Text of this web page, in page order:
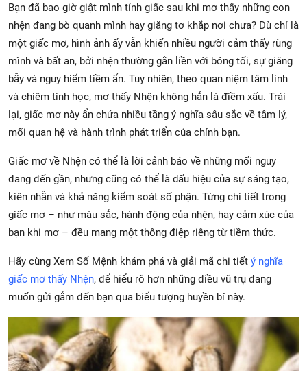
Bạn đã bao giờ giật mình tỉnh giấc sau khi mơ thấy những con
nhện đang bò quanh mình hay giăng tơ khắp nơi chưa? Dù chỉ là
một giấc mơ, hình ảnh ấy vẫn khiến nhiều người cảm thấy rùng
mình và bất an, bởi nhện thường gắn liền với bóng tối, sự giăng
bẫy và nguy hiểm tiềm ẩn. Tuy nhiên, theo quan niệm tâm linh
và chiêm tinh học, mơ thấy Nhện không hẳn là điềm xấu. Trái
lại, giấc mơ này ẩn chứa nhiều tầng ý nghĩa sâu sắc về tâm lý,
mối quan hệ và hành trình phát triển của chính bạn.
Giấc mơ về Nhện có thể là lời cảnh báo về những mối nguy
đang đến gần, nhưng cũng có thể là dấu hiệu của sự sáng tạo,
kiên nhẫn và khả năng kiểm soát số phận. Từng chi tiết trong
giấc mơ – như màu sắc, hành động của nhện, hay cảm xúc của
bạn khi mơ – đều mang một thông điệp riêng từ tiềm thức.
Hãy cùng Xem Số Mệnh khám phá và giải mã chi tiết ý nghĩa
giấc mơ thấy Nhện, để hiểu rõ hơn những điều vũ trụ đang
muốn gửi gắm đến bạn qua biểu tượng huyền bí này.